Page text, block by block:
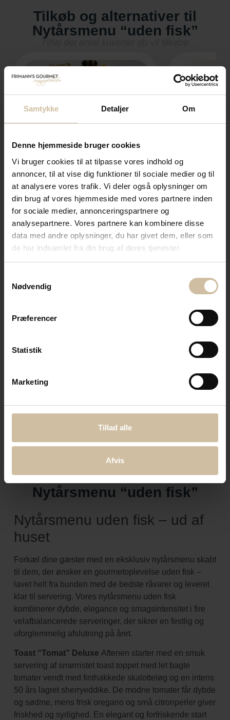
Samtykke Detaljer Om
Denne hjemmeside bruger cookies
Vi bruger cookies til at tilpasse vores indhold og
annoncer, til at vise dig funktioner til sociale medier og til
at analysere vores trafik. Vi deler også oplysninger om
din brug af vores hjemmeside med vores partnere inden
for sociale medier, annonceringspartnere og
analysepartnere. Vores partnere kan kombinere disse
data med andre oplysninger, du har givet dem, eller som
de har indsamlet fra din brug af deres tjenester.
Nødvendig
Præferencer
Statistik
Marketing
Tillad alle
Afvis
Tilkøb og alternativer til
Nytårsmenu “uden fisk”
Alternativ:
Nytårsmenu “vegetar”
450,00kr.
Gå til alternativ Gå
Det får du med vores
Nytårsmenu “uden fisk”
Nytårsmenu uden fisk – ud af
huset
Forkæl dine gæster med en eksklusiv nytårsmenu skabt
til dem, der ønsker en gourmetoplevelse uden fisk –
lavet helt fra bunden med de bedste råvarer og leveret
klar til servering. Vores nytårsmenu uden fisk
kombinerer dybde, elegance og smagsintensitet i fire
velafbalancerede serveringer, der sikrer en festlig og
uforglemmelig afslutning på året.
Toast “Tomat” Deluxe Aftenen starter med en smuk
servering af smørristet toast toppet med let bagte
tomater vendt med finthakkede skalotteløg og en intens
50 års lagret sherryeddike. De modne tomater får dybde
og sødme, mens frisk oregano og små citronperler giver
friskhed og syrlighed. En elegant og forfriskende start